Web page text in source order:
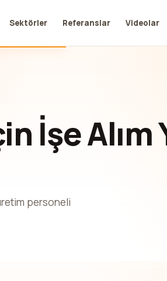
Sektörler Referanslar Videolar
İşe Alım
personeli